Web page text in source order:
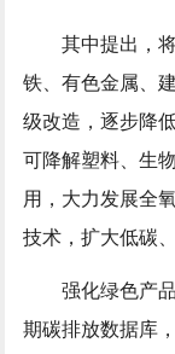
其中提出，
铁、有色金属、
级改造，逐步降
可降解塑料、生
用，大力发展全
技术，扩大低碳
强化绿色产
期碳排放数据库